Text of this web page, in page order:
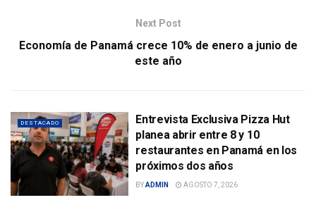
Next Post
Economía de Panamá crece 10% de enero a junio de
este año
DESTACADO
Entrevista Exclusiva Pizza Hut
planea abrir entre 8 y 10
restaurantes en Panamá en los
próximos dos años
BYADMIN AGOSTO 7, 2026